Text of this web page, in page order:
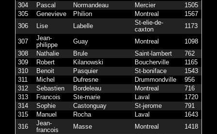
304
Pascal Normandeau Mercier 1505
305
Genevieve Philion Montreal 1567
306
Lise Labelle
St-elie-de-
caxton
1173
307
Jean-
philippe
Guay Montreal 1098
308
Nathalie Brule Saint-lambert 762
309
Robert Kilanowski Boucherville 1165
310
Benoit Pasquier St-boniface 1543
311
Michel Dufresne Drummondville 956
312
Sebastien Bordeleau Montreal 716
313
Francois Ste-marie Laval 1720
314
Sophie Castonguay St-jerome 791
315
Manuel Rocha Laval 1643
316
Jean-
francois
Masse Montreal 1418